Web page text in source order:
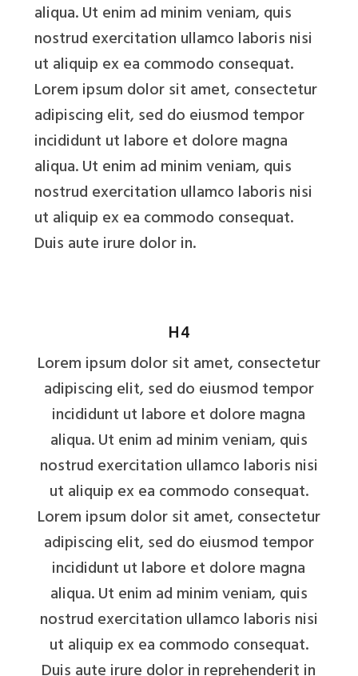
aliqua. Ut enim ad minim veniam, quis
nostrud exercitation ullamco laboris nisi
ut aliquip ex ea commodo consequat.
Lorem ipsum dolor sit amet, consectetur
adipiscing elit, sed do eiusmod tempor
incididunt ut labore et dolore magna
aliqua. Ut enim ad minim veniam, quis
nostrud exercitation ullamco laboris nisi
ut aliquip ex ea commodo consequat.
Duis aute irure dolor in.
H4
Lorem ipsum dolor sit amet, consectetur
adipiscing elit, sed do eiusmod tempor
incididunt ut labore et dolore magna
aliqua. Ut enim ad minim veniam, quis
nostrud exercitation ullamco laboris nisi
ut aliquip ex ea commodo consequat.
Lorem ipsum dolor sit amet, consectetur
adipiscing elit, sed do eiusmod tempor
incididunt ut labore et dolore magna
aliqua. Ut enim ad minim veniam, quis
nostrud exercitation ullamco laboris nisi
ut aliquip ex ea commodo consequat.